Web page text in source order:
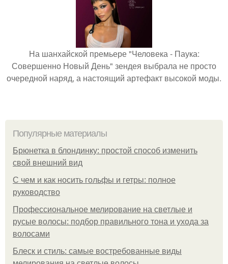
На шанхайской премьере "Человека - Паука:
Совершенно Новый День" зендея выбрала не просто
очередной наряд, а настоящий артефакт высокой моды.
Популярные материалы
Брюнетка в блондинку: простой способ изменить
свой внешний вид
С чем и как носить гольфы и гетры: полное
руководство
Профессиональное мелирование на светлые и
русые волосы: подбор правильного тона и ухода за
волосами
Блеск и стиль: самые востребованные виды